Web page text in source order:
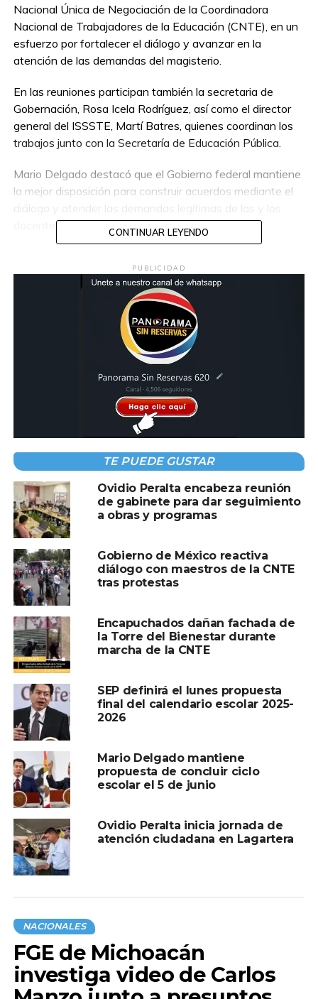
Nacional Única de Negociación de la Coordinadora
Nacional de Trabajadores de la Educación (CNTE), en un
esfuerzo por fortalecer el diálogo y avanzar en la
atención de las demandas del magisterio.
En las reuniones participan también la secretaria de
Gobernación, Rosa Icela Rodríguez, así como el director
general del ISSSTE, Martí Batres, quienes coordinan los
trabajos junto con la Secretaría de Educación Pública.
Mario Delgado destacó que el Gobierno federal mantiene
la mejor disposición para construir acuerdos mediante el
docentes del país.
federal de mantener abiertos los canales de
comunicación con el magisterio, con el objetivo de
alcanzar consensos que contribuyan al fortalecimiento
del sector educativo y al bienestar de las y los
trabajadores de la educación.
Compartir en:
TEMAS RELACIONADOS: CNTE DEMANDAS
SEP
A CONTINUACIÓN
Detienen a agente de la Guardia Civil y a
exfuncionario de Fiscalía por asesinato de
Carlos Manzo
NO TE PIERDAS
México registra 2 mil 136 casos de dengue y
cuatro defunciones en 2026
CONTINUAR LEYENDO
PUBLICIDAD
TE PUEDE GUSTAR
Ovidio Peralta encabeza reunión
de gabinete para dar seguimiento
a obras y programas
Gobierno de México reactiva
diálogo con maestros de la CNTE
tras protestas
Encapuchados dañan fachada de
la Torre del Bienestar durante
marcha de la CNTE
SEP definirá el lunes propuesta
final del calendario escolar 2025-
2026
Mario Delgado mantiene
propuesta de concluir ciclo
escolar el 5 de junio
Ovidio Peralta inicia jornada de
atención ciudadana en Lagartera
NACIONALES
FGE de Michoacán
investiga video de Carlos